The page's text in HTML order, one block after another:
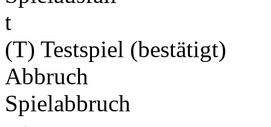
t
(T) Testspiel (bestätigt)
Abbruch
Spielabbruch